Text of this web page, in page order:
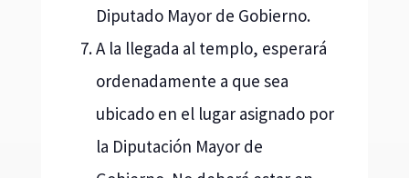
Diputado Mayor de Gobierno.
A la llegada al templo, esperará
ordenadamente a que sea
ubicado en el lugar asignado por
la Diputación Mayor de